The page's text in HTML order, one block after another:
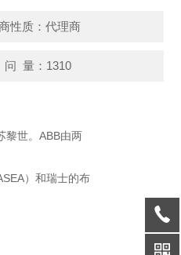
性质：代理商
问 量：1310
黎世。ABB由两
）和瑞士的布